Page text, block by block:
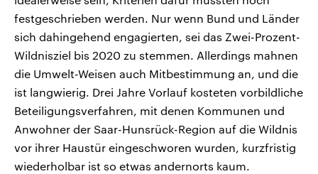
festgeschrieben werden. Nur wenn Bund und Länder
sich dahingehend engagierten, sei das Zwei-Prozent-
Wildnisziel bis 2020 zu stemmen. Allerdings mahnen
die Umwelt-Weisen auch Mitbestimmung an, und die
ist langwierig. Drei Jahre Vorlauf kosteten vorbildliche
Beteiligungsverfahren, mit denen Kommunen und
Anwohner der Saar-Hunsrück-Region auf die Wildnis
vor ihrer Haustür eingeschworen wurden, kurzfristig
wiederholbar ist so etwas andernorts kaum.